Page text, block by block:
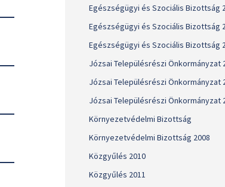
Egészségügyi és Szociális Bizottság
Egészségügyi és Szociális Bizottság
Egészségügyi és Szociális Bizottság
Józsai Településrészi Önkormányzat
Józsai Településrészi Önkormányzat
Józsai Településrészi Önkormányzat
Környezetvédelmi Bizottság
Környezetvédelmi Bizottság 2008
Közgyűlés 2010
Közgyűlés 2011